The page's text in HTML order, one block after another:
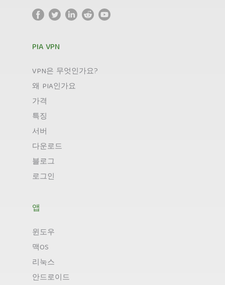
PIA VPN
VPN은 무엇인가요?
왜 PIA인가요
가격
특징
서버
다운로드
블로그
로그인
앱
윈도우
맥OS
리눅스
안드로이드